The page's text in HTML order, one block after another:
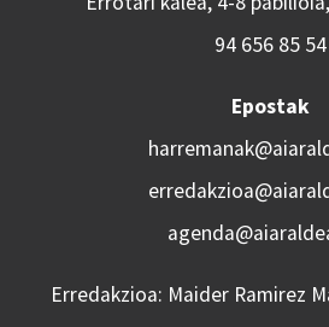
94 656 85 54
Epostak
Erredakzioa: Maider Ramirez